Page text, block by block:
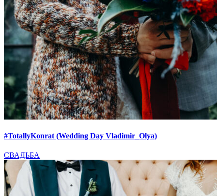
#TotallyKonrat (Wedding Day Vladimir_Olya)
СВАДЬБА